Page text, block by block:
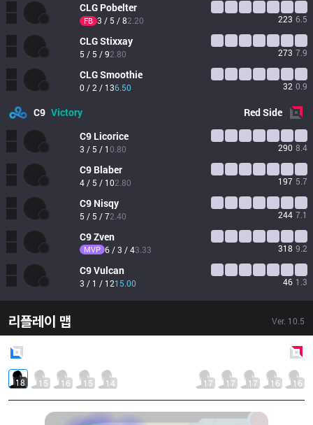
CLG Pobelter
FB 3 / 5 / 82.20 223 6.5
CLGStixxay
5 / 5 / 92.80 273 7.9
CLGSmoothie
0 / 2 / 136.50 32 0.9
C9 Victory RedSide
C9 Licorice
3 / 5 / 10.80 290 8.4
C9 Blaber
4 / 5 / 102.80 197 5.7
C9 Nisqy
5 / 5 / 72.40 244 7.1
C9Zven
MVP 6 / 3 / 43.33 318 9.2
C9Vulcan
3 / 1 / 1215.00 46 1.3
리플레이 맵 Ver. 10.5
18 15 16 15 14 17 17 17 16 16